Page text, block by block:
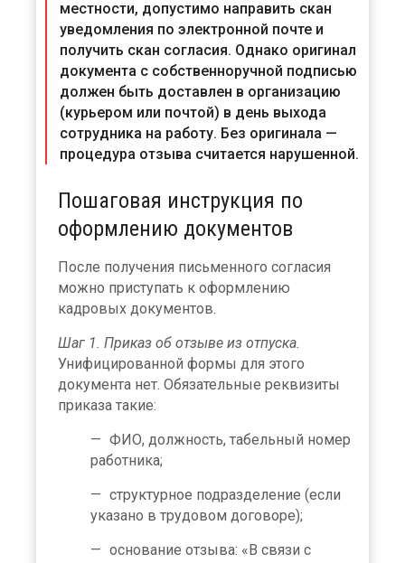
местности, допустимо направить скан
уведомления по электронной почте и
получить скан согласия. Однако оригинал
документа с собственноручной подписью
должен быть доставлен в организацию
(курьером или почтой) в день выхода
сотрудника на работу. Без оригинала —
процедура отзыва считается нарушенной.
Пошаговая инструкция по
оформлению документов
После получения письменного согласия
можно приступать к оформлению
кадровых документов.
Шаг 1. Приказ об отзыве из отпуска.
Унифицированной формы для этого
документа нет. Обязательные реквизиты
приказа такие:
ФИО, должность, табельный номер
работника;
структурное подразделение (если
указано в трудовом договоре);
основание отзыва: «В связи с